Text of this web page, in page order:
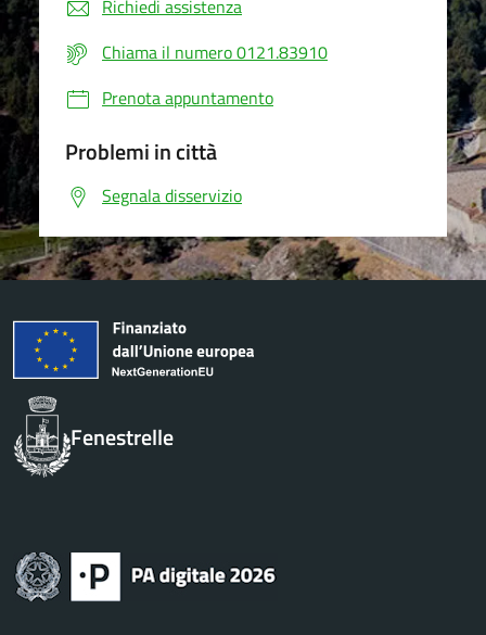
Richiedi assistenza
Chiama il numero 0121.83910
Prenota appuntamento
Problemi in città
Segnala disservizio
Fenestrelle